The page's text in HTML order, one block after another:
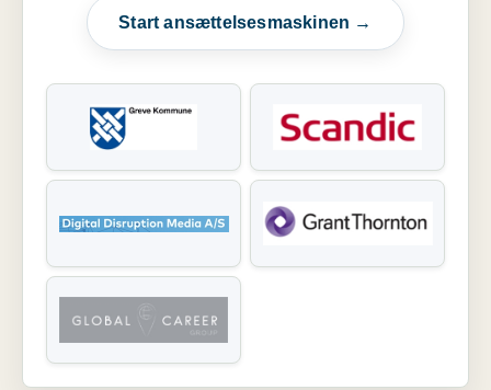
Start ansættelsesmaskinen →